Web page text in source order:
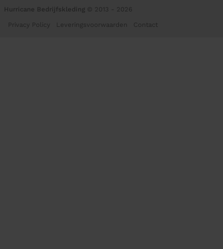
Hurricane Bedrijfskleding © 2013 - 2026
Privacy Policy Leveringsvoorwaarden Contact